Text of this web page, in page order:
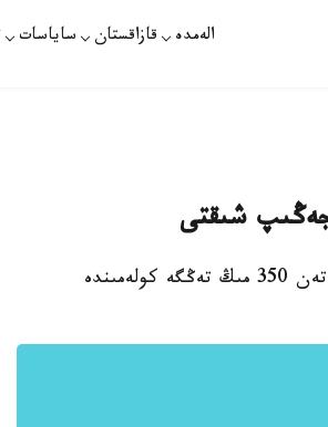
الەمدە قازاقستان ساياسات
جەڭىپ شىقتى
الماتى. قازاقپارات - كوزى ناشار كورەتىن اناتولي ميگاي Forte bank-تەن 350 مىڭ تەڭگە كولەمىندە